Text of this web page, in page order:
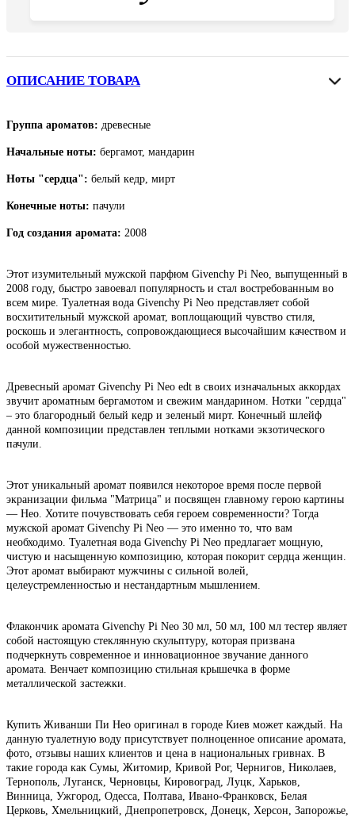
ОПИСАНИЕ ТОВАРА
Группа ароматов: древесные
Начальные ноты: бергамот, мандарин
Ноты "сердца": белый кедр, мирт
Конечные ноты: пачули
Год создания аромата: 2008
Этот изумительный мужской парфюм Givenchy Pi Neo, выпущенный в
2008 году, быстро завоевал популярность и стал востребованным во
всем мире. Туалетная вода Givenchy Pi Neo представляет собой
восхитительный мужской аромат, воплощающий чувство стиля,
роскошь и элегантность, сопровождающиеся высочайшим качеством и
особой мужественностью.
Древесный аромат Givenchy Pi Neo edt в своих изначальных аккордах
звучит ароматным бергамотом и свежим мандарином. Нотки "сердца"
– это благородный белый кедр и зеленый мирт. Конечный шлейф
данной композиции представлен теплыми нотками экзотического
пачули.
Этот уникальный аромат появился некоторое время после первой
экранизации фильма "Матрица" и посвящен главному герою картины
— Нео. Хотите почувствовать себя героем современности? Тогда
мужской аромат Givenchy Pi Neo — это именно то, что вам
необходимо. Туалетная вода Givenchy Pi Neo предлагает мощную,
чистую и насыщенную композицию, которая покорит сердца женщин.
Этот аромат выбирают мужчины с сильной волей,
целеустремленностью и нестандартным мышлением.
Флакончик аромата Givenchy Pi Neo 30 мл, 50 мл, 100 мл тестер являет
собой настоящую стеклянную скульптуру, которая призвана
подчеркнуть современное и инновационное звучание данного
аромата. Венчает композицию стильная крышечка в форме
металлической застежки.
Купить Живанши Пи Нео оригинал в городе Киев может каждый. На
данную туалетную воду присутствует полноценное описание аромата,
фото, отзывы наших клиентов и цена в национальных гривнах. В
такие города как Сумы, Житомир, Кривой Рог, Чернигов, Николаев,
Тернополь, Луганск, Черновцы, Кировоград, Луцк, Харьков,
Винница, Ужгород, Одесса, Полтава, Ивано-Франковск, Белая
Церковь, Хмельницкий, Днепропетровск, Донецк, Херсон, Запорожье,